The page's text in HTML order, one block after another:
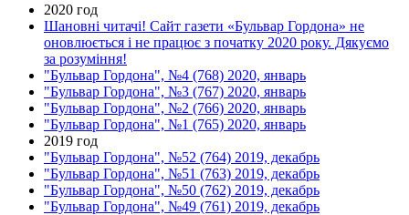
2020 год
Шановні читачі! Сайт газети «Бульвар Гордона» не
оновлюється і не працює з початку 2020 року. Дякуємо
за розуміння!
"Бульвар Гордона", №4 (768) 2020, январь
"Бульвар Гордона", №3 (767) 2020, январь
"Бульвар Гордона", №2 (766) 2020, январь
"Бульвар Гордона", №1 (765) 2020, январь
2019 год
"Бульвар Гордона", №52 (764) 2019, декабрь
"Бульвар Гордона", №51 (763) 2019, декабрь
"Бульвар Гордона", №50 (762) 2019, декабрь
"Бульвар Гордона", №49 (761) 2019, декабрь